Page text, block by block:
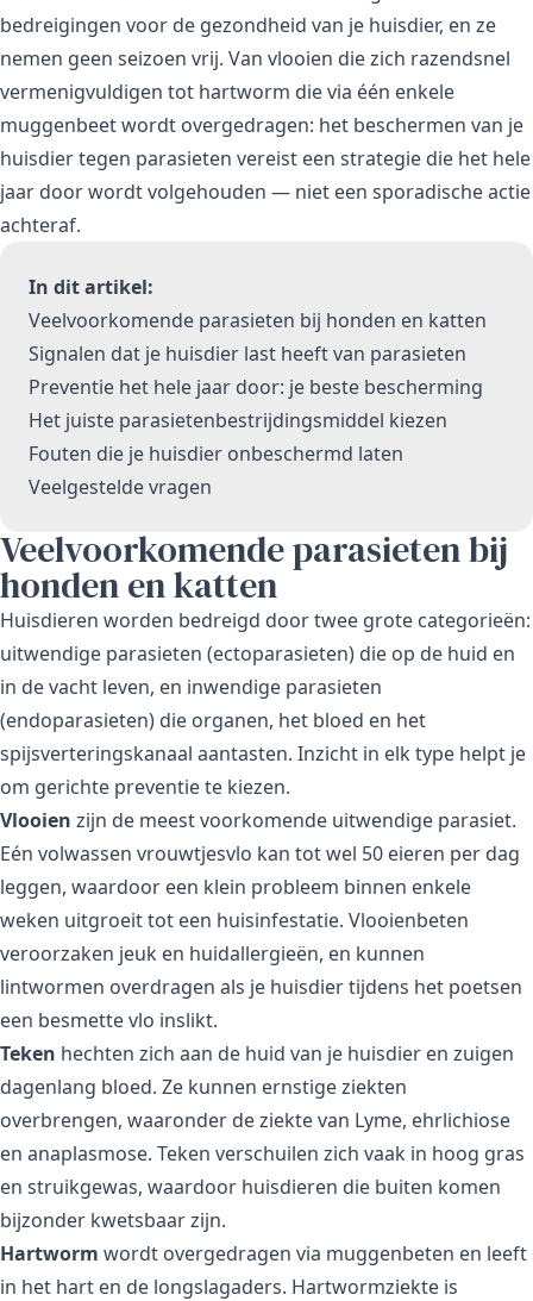
bedreigingen voor de gezondheid van je huisdier, en ze
nemen geen seizoen vrij. Van vlooien die zich razendsnel
vermenigvuldigen tot hartworm die via één enkele
muggenbeet wordt overgedragen: het beschermen van je
huisdier tegen parasieten vereist een strategie die het hele
jaar door wordt volgehouden — niet een sporadische actie
achteraf.
In dit artikel:
Veelvoorkomende parasieten bij honden en katten
Signalen dat je huisdier last heeft van parasieten
Preventie het hele jaar door: je beste bescherming
Het juiste parasietenbestrijdingsmiddel kiezen
Fouten die je huisdier onbeschermd laten
Veelgestelde vragen
Veelvoorkomende parasieten bij
honden en katten
Huisdieren worden bedreigd door twee grote categorieën:
uitwendige parasieten (ectoparasieten) die op de huid en
in de vacht leven, en inwendige parasieten
(endoparasieten) die organen, het bloed en het
spijsverteringskanaal aantasten. Inzicht in elk type helpt je
om gerichte preventie te kiezen.
Vlooien zijn de meest voorkomende uitwendige parasiet.
Eén volwassen vrouwtjesvlo kan tot wel 50 eieren per dag
leggen, waardoor een klein probleem binnen enkele
weken uitgroeit tot een huisinfestatie. Vlooienbeten
veroorzaken jeuk en huidallergieën, en kunnen
lintwormen overdragen als je huisdier tijdens het poetsen
een besmette vlo inslikt.
Teken hechten zich aan de huid van je huisdier en zuigen
dagenlang bloed. Ze kunnen ernstige ziekten
overbrengen, waaronder de ziekte van Lyme, ehrlichiose
en anaplasmose. Teken verschuilen zich vaak in hoog gras
en struikgewas, waardoor huisdieren die buiten komen
bijzonder kwetsbaar zijn.
Hartworm wordt overgedragen via muggenbeten en leeft
in het hart en de longslagaders. Hartwormziekte is